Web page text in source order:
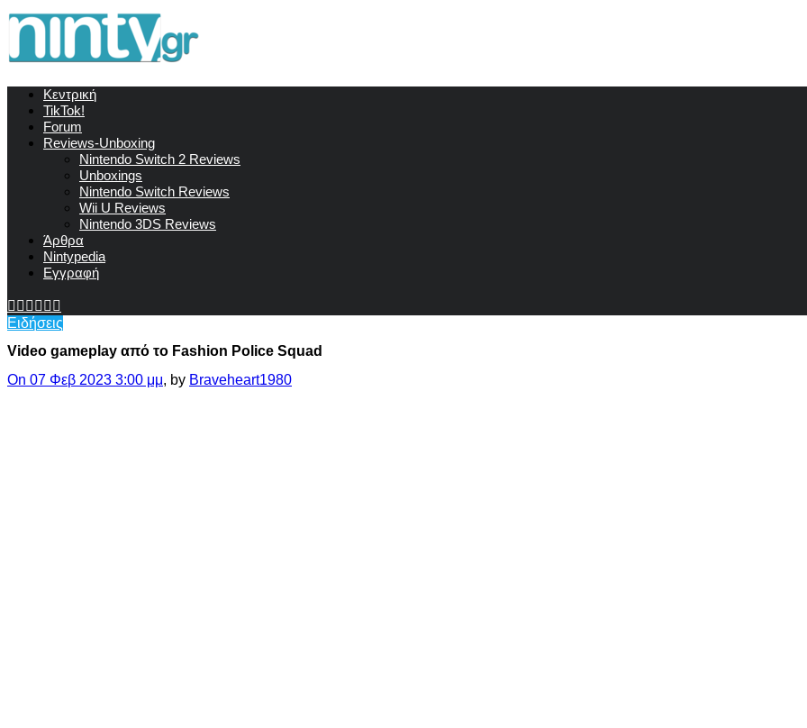
Κεντρική
TikTok!
Forum
Reviews-Unboxing
Nintendo Switch 2 Reviews
Unboxings
Nintendo Switch Reviews
Wii U Reviews
Nintendo 3DS Reviews
Άρθρα
Nintypedia
Εγγραφή
Ειδήσεις
Video gameplay από το Fashion Police Squad
On 07 Φεβ 2023 3:00 μμ, by Braveheart1980